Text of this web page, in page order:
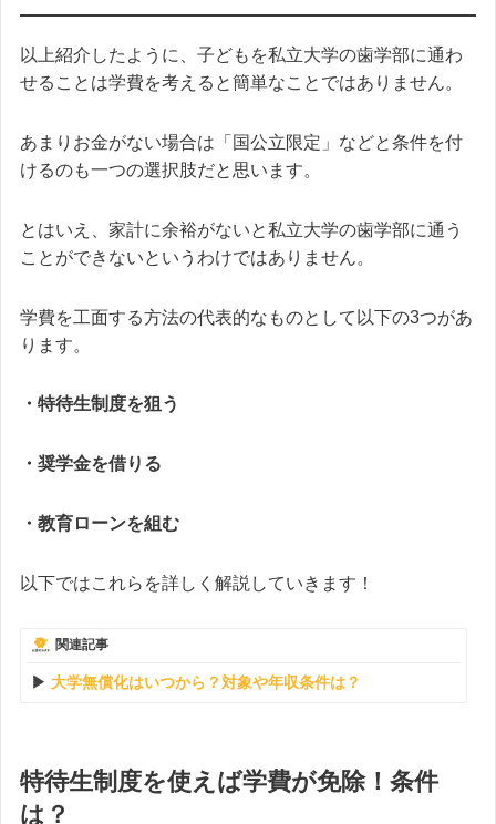
以上紹介したように、子どもを私立大学の歯学部に通わ
せることは学費を考えると簡単なことではありません。
あまりお金がない場合は「国公立限定」などと条件を付
けるのも一つの選択肢だと思います。
とはいえ、家計に余裕がないと私立大学の歯学部に通う
ことができないというわけではありません。
学費を工面する方法の代表的なものとして以下の3つがあ
ります。
・特待生制度を狙う
・奨学金を借りる
・教育ローンを組む
以下ではこれらを詳しく解説していきます！
関連記事
大学無償化はいつから？対象や年収条件は？
特待生制度を使えば学費が免除！条件
は？